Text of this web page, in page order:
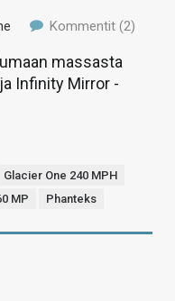
Kommentit (2)
massasta
Infinity Mirror -
Glacier One 240 MPH
MP Phanteks